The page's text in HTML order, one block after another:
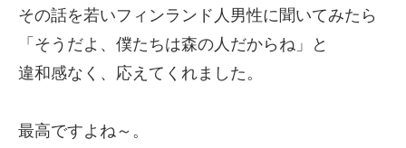
その話を若いフィンランド人男性に聞いてみたら
「そうだよ、僕たちは森の人だからね」と
違和感なく、応えてくれました。
最高ですよね～。